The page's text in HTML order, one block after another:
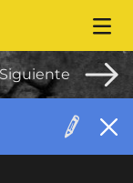
Siguiente